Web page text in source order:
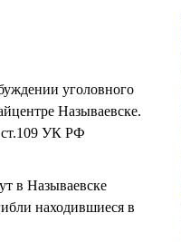
уголовного
Называевске.
ст.109 УК РФ
в Называевске
находившиеся в